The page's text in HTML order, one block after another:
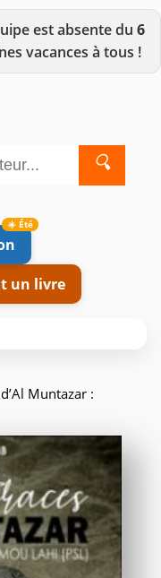
est absente du 6
vacances à tous !
🔍
un livre
Muntazar :